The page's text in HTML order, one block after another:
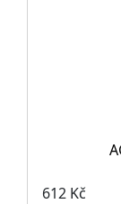
612 Kč